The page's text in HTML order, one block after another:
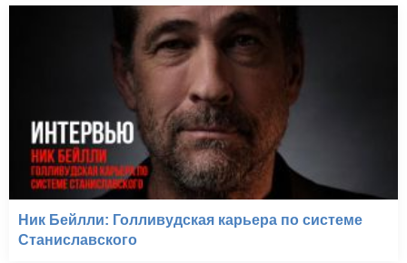
Ник Бейлли: Голливудская карьера по системе
Станиславского